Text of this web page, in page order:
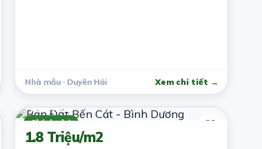
Province, Vietnam
Nhà mẫu · Duyên Hải Xem chi tiết →
Chính chủ
7 năm trước
1.8 Triệu/m2